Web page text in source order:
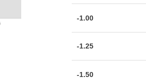
-1.00
-1.25
-1.50